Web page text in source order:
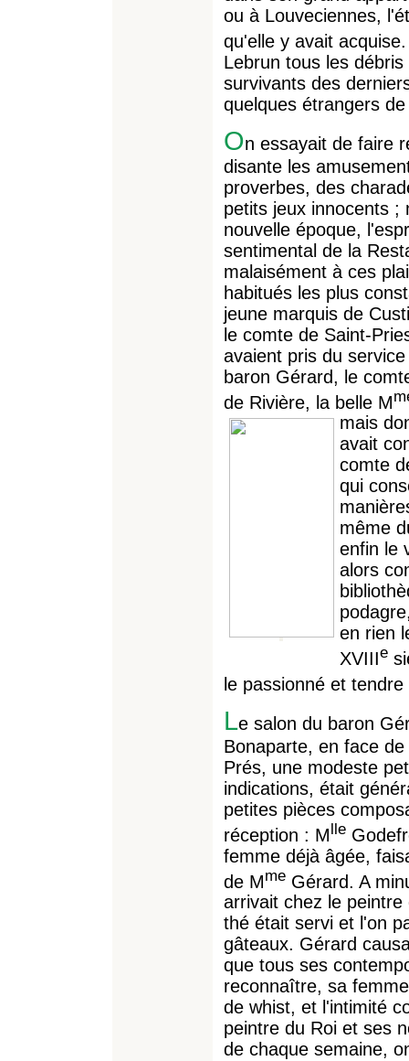
ou à Louveciennes,
qu'elle y avait
Lebrun tous les
survivants des
quelques étrangers
On essayait de faire
disante les
proverbes, des
petits jeux innocents ;
nouvelle époque,
sentimental de la
malaisément à ces
habitués les plus
jeune marquis de
le comte de Saint-
avaient pris du
baron Gérard, le
de Rivière, la belle M
mais
avait
comte
qui
même
enfin le
alors
en rien
XVIIIe
le passionné et
Le salon du baron
Bonaparte, en face
Prés, une modeste
indications, était
petites pièces
réception : Mlle
femme déjà âgée,
de MmeGérard. A
arrivait chez le
thé était servi et l'on
gâteaux. Gérard
que tous ses
reconnaître, sa
de whist, et l'intimité
peintre du Roi et ses
de chaque semaine,